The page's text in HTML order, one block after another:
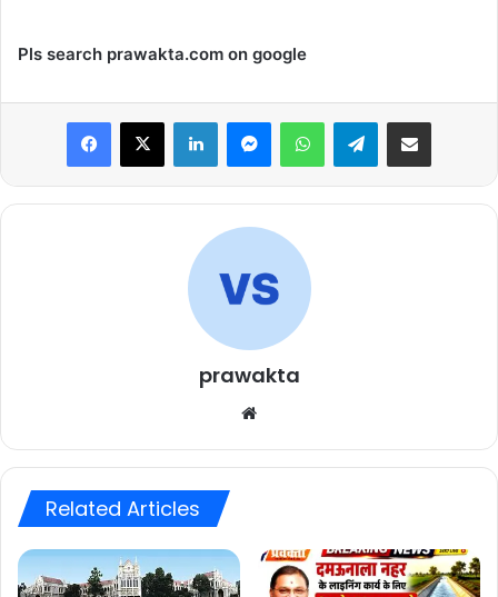
Pls search prawakta.com on google
Facebook
X LinkedInMessengerWhatsAppTelegramShare via Email
prawakta
Related Articles